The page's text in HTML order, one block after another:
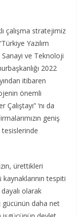
çalışma stratejimiz
Yazılım
Sanayi ve Teknoloji
2022
itibaren
önemli
‘nı da
geniş
tesislerinde
ürettikleri
tespiti
olarak
gücünün daha net